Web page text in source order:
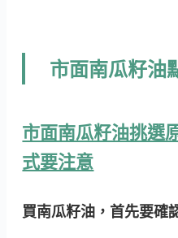
市面南瓜籽油
市面南瓜籽油挑選
式要注意
買南瓜籽油，首先要確